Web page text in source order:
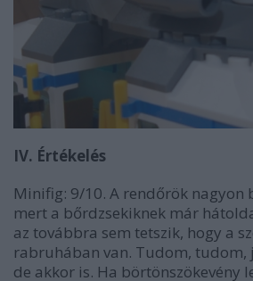
IV. Értékelés
Minifig: 9/10. A rendőrök nagyon
mert a bőrdzsekiknek már
az továbbra sem tetszik, hogy a
rabruhában van. Tudom, tudom,
de akkor is. Ha börtönszökevény